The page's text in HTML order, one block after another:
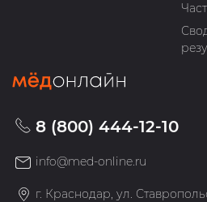
8 (800) 444-12-10
info@med-online.ru
г. Краснодар, ул.